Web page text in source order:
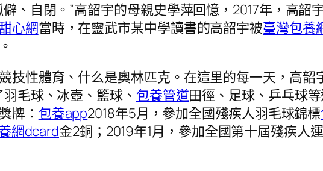
、自閉。”高韶宇的母親史學萍回憶，2017年，高韶
心網當時，在靈武市某中學讀書的高韶宇被臺灣包養
技性體育、什么是奧林匹克。在這里的每一天，高韶
毛球、冰壺、籃球、 包養管道田徑、足球、乒乓球
牌： 包養app2018年5月，參加全國殘疾人羽毛球錦標
網dcard金2銅；2019年1月，參加全國第十屆殘疾人